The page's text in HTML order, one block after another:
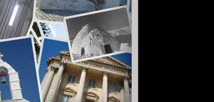
compris la
Forum
réservé.
Lire les bonnes feuilles